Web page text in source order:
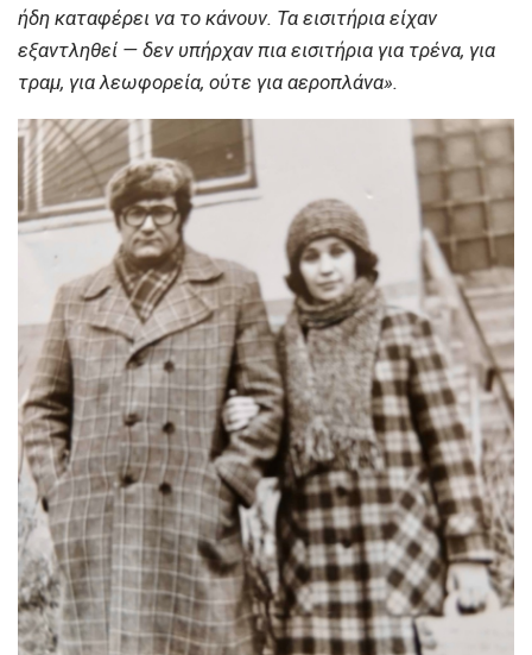
ήδη καταφέρει να το κάνουν. Τα εισιτήρια είχαν
εξαντληθεί — δεν υπήρχαν πια εισιτήρια για τρένα, για
τραμ, για λεωφορεία, ούτε για αεροπλάνα».